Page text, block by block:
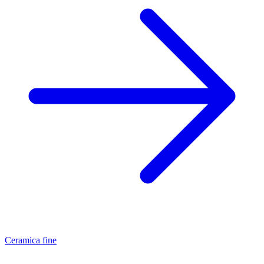
Ceramica fine